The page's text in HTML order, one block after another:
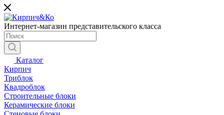
Интернет-магазин представительского класса
Каталог
Кирпич
Триблок
Квадроблок
Строительные блоки
Керамические блоки